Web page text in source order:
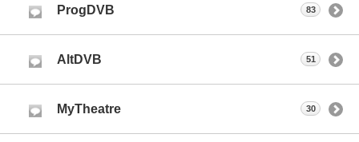
ProgDVB 83
AltDVB 51
MyTheatre 30